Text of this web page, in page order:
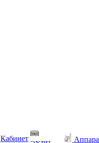
Кабинет